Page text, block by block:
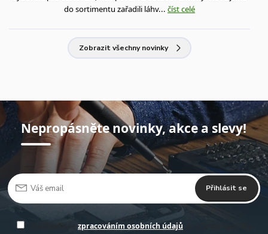
do sortimentu zařadili láhv... číst celé
Zobrazit všechny novinky
Nepropásněte novinky, akce a slevy!
Přihlásit se
zpracováním osobních údajů